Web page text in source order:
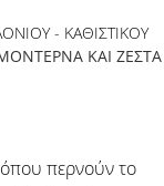
- ΚΑΘΙΣΤΙΚΟΎ
ΚΑΙ ΖΕΣΤΆ
όπου περνούν το